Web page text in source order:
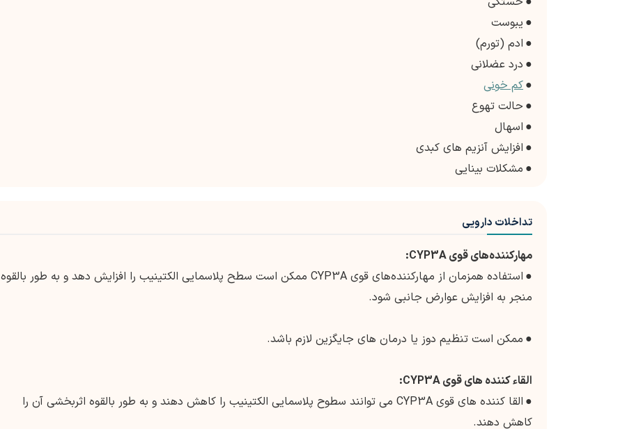
● یبوست
● ادم (تورم)
● درد عضلانی
●کم خونی
● حالت تهوع
● اسهال
● افزایش آنزیم های کبدی
● مشکلات بینایی
تداخلات دارویی
مهارکننده‌های قوی CYP3A:
●
استفاده همزمان از مهارکننده‌های قوی CYP3A ممکن است سطح پلاسمایی الکتینیب را افزایش دهد و به طور بالقوه
منجر به افزایش عوارض جانبی شود.
● ممکن است تنظیم دوز یا درمان های جایگزین لازم باشد.
القاء کننده های قوی CYP3A:
●
القا کننده های قوی CYP3A می توانند سطوح پلاسمایی الکتینیب را کاهش دهند و به طور بالقوه اثربخشی آن را
کاهش دهند.